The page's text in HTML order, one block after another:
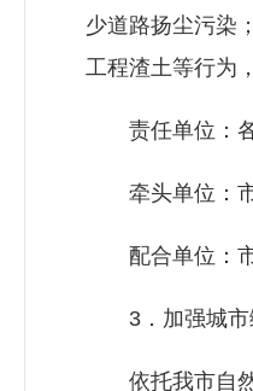
少道路扬尘污染
工程渣土等行为
责任单位：各
牵头单位：市
配合单位：市
3．加强城市
依托我市自然